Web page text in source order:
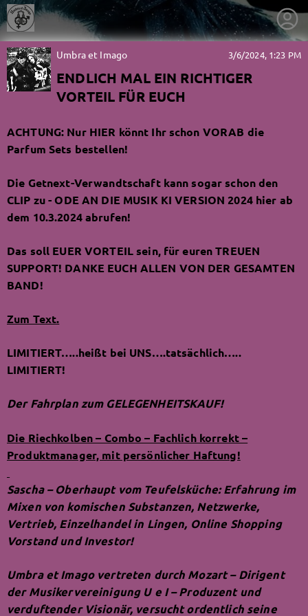
getnext to Umbra et Imago
Follow Umbra et Imago here!
Umbra et Imago 3/6/2024, 1:23 PM
ENDLICH MAL EIN RICHTIGER
VORTEIL FÜR EUCH
ACHTUNG: Nur HIER könnt Ihr schon VORAB die
Parfum Sets bestellen!
Die Getnext-Verwandtschaft kann sogar schon den
CLIP zu - ODE AN DIE MUSIK KI VERSION 2024 hier ab
dem 10.3.2024 abrufen!
Das soll EUER VORTEIL sein, für euren TREUEN
SUPPORT! DANKE EUCH ALLEN VON DER GESAMTEN
BAND!
Zum Text.
LIMITIERT…..heißt bei UNS….tatsächlich…..
LIMITIERT!
Der Fahrplan zum GELEGENHEITSKAUF!
Die Riechkolben – Combo – Fachlich korrekt –
Produktmanager, mit persönlicher Haftung!
Sascha – Oberhaupt vom Teufelsküche: Erfahrung im
Mixen von komischen Substanzen, Netzwerke,
Vertrieb, Einzelhandel in Lingen, Online Shopping
Vorstand und Investor!
Umbra et Imago vertreten durch Mozart – Dirigent
der Musikervereinigung U e I – Produzent und
verduftender Visionär, versucht ordentlich seine
FollowUmbra et
Imago, and
immediately
get access to all exclusive posts.